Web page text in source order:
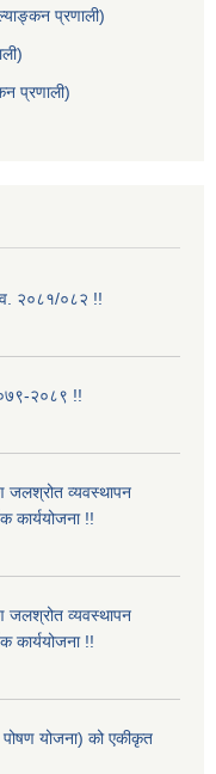
प्रणाली)
प्रणाली)
२०८१/०८२ !!
२०८९ !!
जलश्रोत व्यवस्थापन
कार्ययोजना !!
जलश्रोत व्यवस्थापन
कार्ययोजना !!
योजना) को एकीकृत